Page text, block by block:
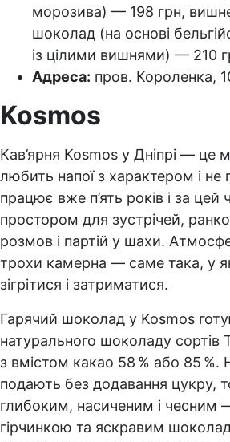
морозива) — 198 грн,
шоколад (на основі
із цілими вишнями) — 210
Адреса: пров. Короленка,
Kosmos
Кав’ярня Kosmos у Дніпрі — це
любить напої з характером і не
працює вже п’ять років і за цей
простором для зустрічей,
розмов і партій у шахи.
трохи камерна — саме така, у
зігрітися і затриматися.
Гарячий шоколад у Kosmos
натурального шоколаду сортів
з вмістом какао 58 % або 85 %.
подають без додавання цукру,
глибоким, насиченим і чесним
гірчинкою та яскравим